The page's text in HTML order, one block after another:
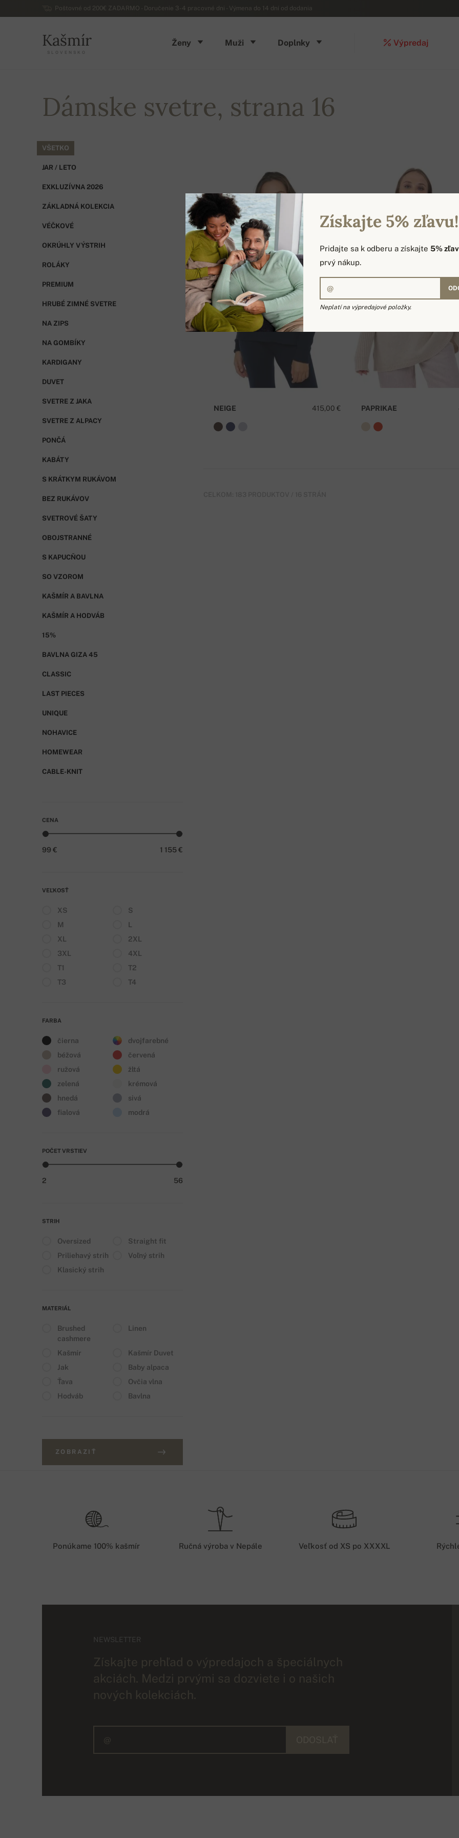
Poštovné od 200€ ZADARMO - Doručenie 3-4 pracovné dni - Výmena do 14 dní od dodania
Kašmír
SLOVENSKO
Ženy Muži Doplnky Výpredaj
Dámske svetre, strana 16
VŠETKO
JAR / LETO
EXKLUZÍVNA 2026
ZÁKLADNÁ KOLEKCIA
VÉČKOVÉ
OKRÚHLY VÝSTRIH
ROLÁKY
PREMIUM
HRUBÉ ZIMNÉ SVETRE
NA ZIPS
NA GOMBÍKY
KARDIGANY
DUVET
SVETRE Z JAKA
SVETRE Z ALPACY
PONČÁ
KABÁTY
S KRÁTKYM RUKÁVOM
BEZ RUKÁVOV
SVETROVÉ ŠATY
OBOJSTRANNÉ
S KAPUCŇOU
SO VZOROM
KAŠMÍR A BAVLNA
KAŠMÍR A HODVÁB
15%
BAVLNA GIZA 45
CLASSIC
LAST PIECES
UNIQUE
NOHAVICE
HOMEWEAR
CABLE-KNIT
CENA
99 € 1 155 €
VEĽKOSŤ
XS
S
M
L
XL
2XL
3XL
4XL
T1
T2
T3
T4
FARBA
čierna
dvojfarebné
béžová
červená
ružová
žltá
zelená
krémová
hnedá
sivá
fialová
modrá
POČET VRSTIEV
2 56
STRIH
Oversized
Straight fit
Priliehavý strih
Voľný strih
Klasický strih
MATERIÁL
Brushed
cashmere
Linen
Kašmír
Kašmír Duvet
Jak
Baby alpaca
Ťava
Ovčia vlna
Hodváb
Bavlna
ZOBRAZIŤ
415,00 €
NEIGE PAPRIKAE
Ponúkame 100% kašmír Ručná výroba v Nepále Veľkosť od XS po XXXXL
NEWSLETTER
Získajte prehľad o výpredajoch a špeciálnych
akciách. Medzi prvými sa dozviete i o našich
nových kolekciách.
Získajte 5% zľavu!
Pridajte sa k odberu a získajte 5%
prvý nákup.
Neplatí na výpredajové položky.